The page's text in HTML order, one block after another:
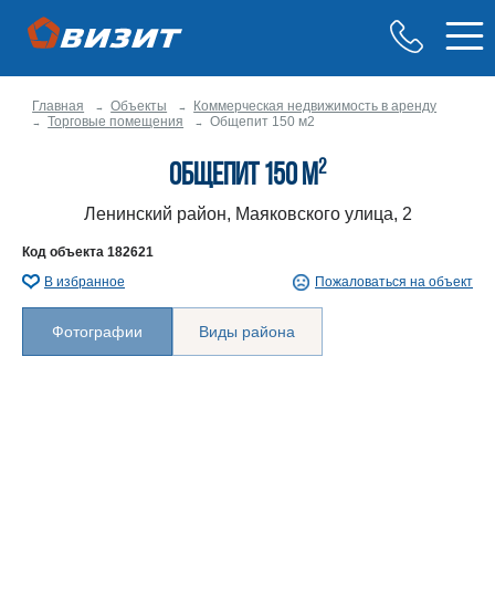
Главная Объекты
Коммерческая недвижимость в аренду
Торговые помещения
Общепит 150 м2
Общепит 150 м2
Ленинский район, Маяковского улица, 2
Код объекта 182621
В избранное
Пожаловаться на объект
Фотографии Виды района